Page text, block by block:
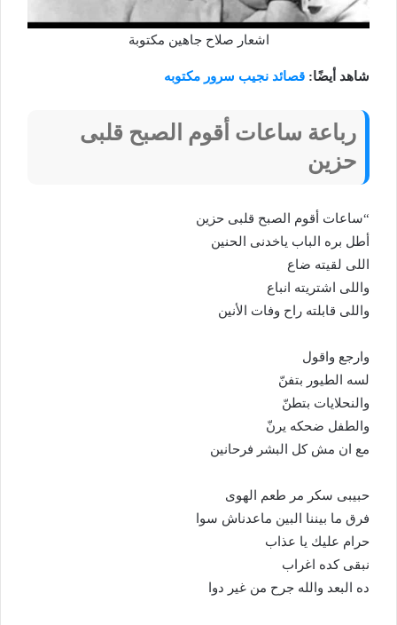
اشعار صلاح جاهين مكتوبة
شاهد أيضًا: قصائد نجيب سرور مكتوبه
رباعة ساعات أقوم الصبح قلبى
حزين
“ساعات أقوم الصبح قلبى حزين
أطل بره الباب ياخدنى الحنين
اللى لقيته ضاع
واللى اشتريته انباع
واللى قابلته راح وفات الأنين
وارجع واقول
لسه الطيور بتفنّ
والنحلايات بتطنّ
والطفل ضحكه يرنّ
مع ان مش كل البشر فرحانين
حبيبى سكر مر طعم الهوى
فرق ما بيننا البين ماعدناش سوا
حرام عليك يا عذاب
نبقى كده اغراب
ده البعد والله جرح من غير دوا